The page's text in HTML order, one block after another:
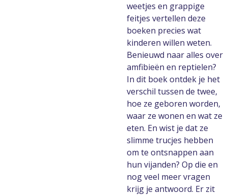
weetjes en grappige
feitjes vertellen deze
boeken precies wat
kinderen willen weten.
Benieuwd naar alles over
amfibieën en reptielen?
In dit boek ontdek je het
verschil tussen de twee,
hoe ze geboren worden,
waar ze wonen en wat ze
eten. En wist je dat ze
slimme trucjes hebben
om te ontsnappen aan
hun vijanden? Op die en
nog veel meer vragen
krijg je antwoord. Er zit